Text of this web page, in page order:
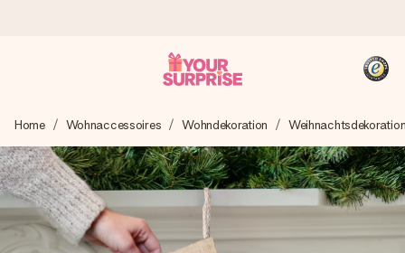
Wir bereiten dein Geschenk sorgfältig vor und schicken es
blitzschnell – damit du es genau zum richtigen Zeitpunkt
überreichen kannst, wenn es am meisten zählt.
4,8 (basierend auf +15.000 Bewertungen)
Home Wohnaccessoires Wohndekoration